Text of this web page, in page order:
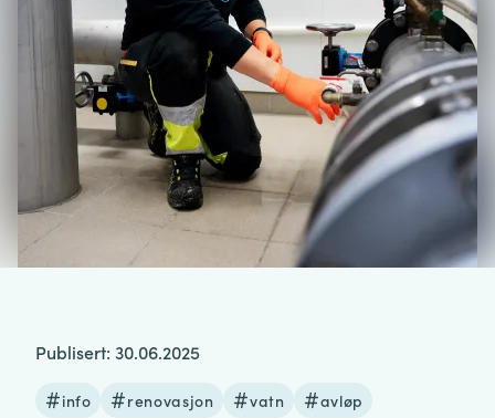
Publisert: 30.06.2025
info renovasjon vatn avløp